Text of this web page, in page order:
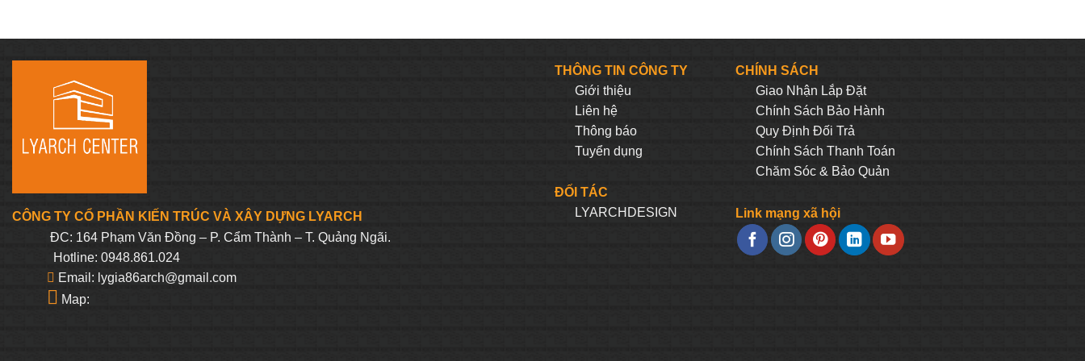
CÔNG TY CỔ PHẦN KIẾN TRÚC VÀ XÂY DỰNG LYARCH
ĐC: 164 Phạm Văn Đồng – P. Cẩm Thành – T. Quảng Ngãi.
Hotline: 0948.861.024
Email: lygia86arch@gmail.com
Map:
THÔNG TIN CÔNG TY
Giới thiệu
Liên hệ
Thông báo
Tuyển dụng
ĐỐI TÁC
LYARCHDESIGN
CHÍNH SÁCH
Giao Nhận Lắp Đặt
Chính Sách Bảo Hành
Quy Định Đối Trả
Chính Sách Thanh Toán
Chăm Sóc & Bảo Quản
Link mạng xã hội